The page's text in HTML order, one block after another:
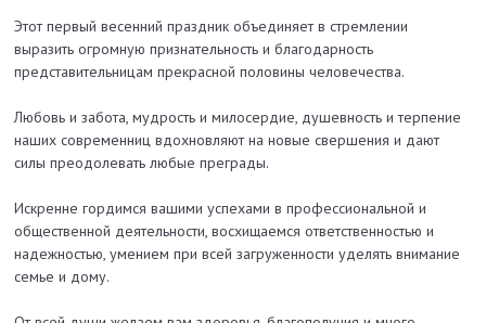
Этот первый весенний праздник объединяет в стремлении
выразить огромную признательность и благодарность
представительницам прекрасной половины человечества.
Любовь и забота, мудрость и милосердие, душевность и терпение
наших современниц вдохновляют на новые свершения и дают
силы преодолевать любые преграды.
Искренне гордимся вашими успехами в профессиональной и
общественной деятельности, восхищаемся ответственностью и
надежностью, умением при всей загруженности уделять внимание
семье и дому.